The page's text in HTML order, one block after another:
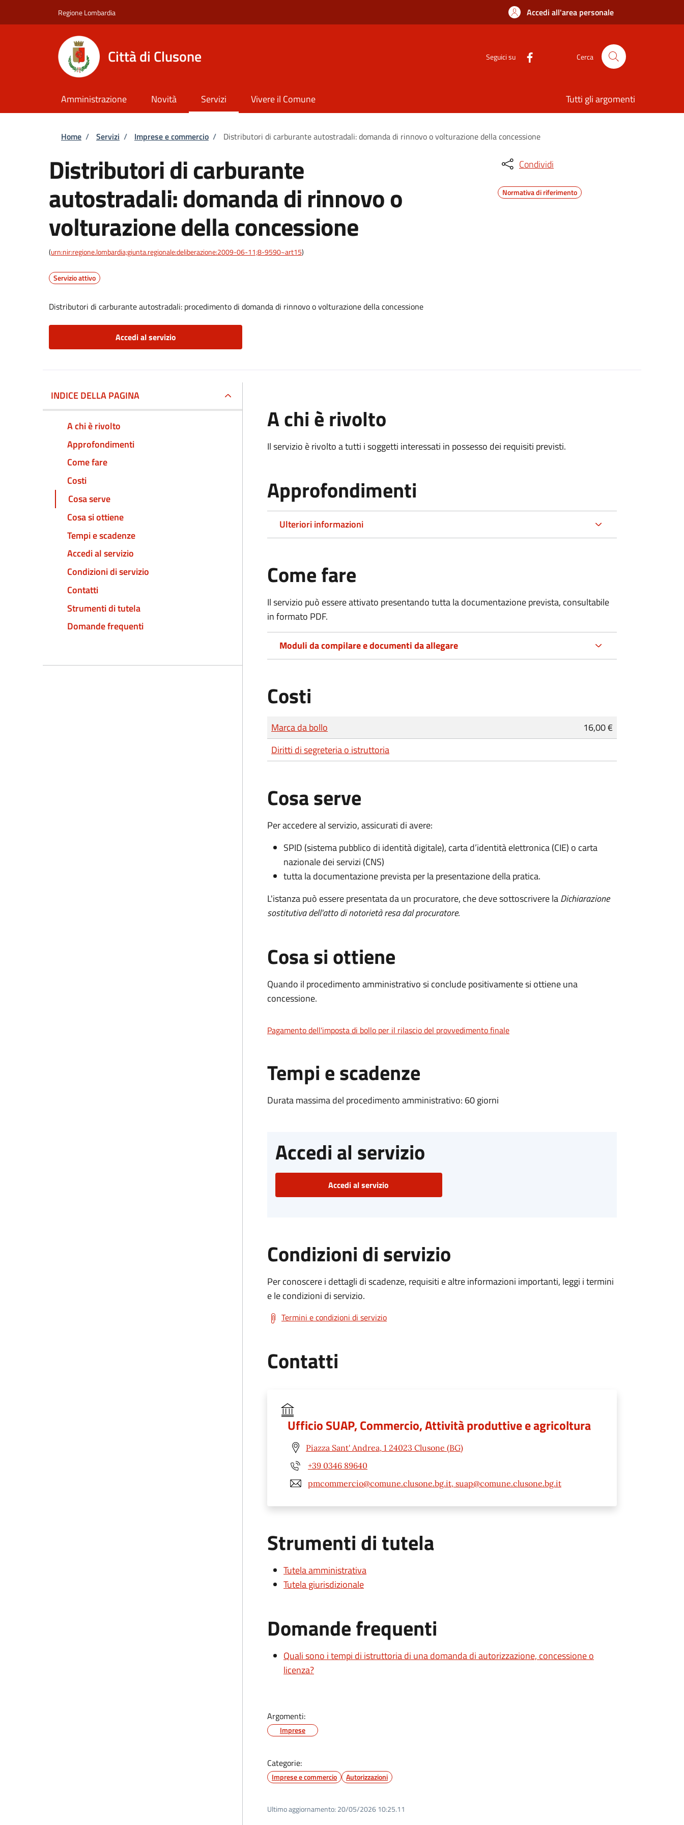
Regione Lombardia Accedi all'area personale
Città di Clusone Seguici su Cerca
Amministrazione Novità Servizi Vivere il Comune Tutti gli argomenti
Briciole di pane
Home / Servizi / Imprese e commercio / Distributori di carburante autostradali: domanda di rinnovo o volturazione della concessione
Distributori di carburante
autostradali: domanda di rinnovo o
volturazione della concessione
(urn:nir:regione.lombardia;giunta.regionale:deliberazione:2009-06-11;8-9590~art15)
Servizio attivo
Distributori di carburante autostradali: procedimento di domanda di rinnovo o volturazione della concessione
Accedi al servizio
Condividi
Normativa di riferimento
INDICE DELLA PAGINA
A chi è rivolto
Approfondimenti
Come fare
Costi
Cosa serve
Cosa si ottiene
Tempi e scadenze
Accedi al servizio
Condizioni di servizio
Contatti
Strumenti di tutela
Domande frequenti
A chi è rivolto
Il servizio è rivolto a tutti i soggetti interessati in possesso dei requisiti previsti.
Approfondimenti
Ulteriori informazioni
Come fare
Il servizio può essere attivato presentando tutta la documentazione prevista, consultabile
in formato PDF.
Moduli da compilare e documenti da allegare
Costi
Tipo di pagamento
Importo
Marca da bollo
16,00 €
Diritti di segreteria o istruttoria
Cosa serve
Per accedere al servizio, assicurati di avere:
SPID (sistema pubblico di identità digitale), carta d’identità elettronica (CIE) o carta
nazionale dei servizi (CNS)
tutta la documentazione prevista per la presentazione della pratica.
L'istanza può essere presentata da un procuratore, che deve sottoscrivere laDichiarazione
sostitutiva dell'atto di notorietà resa dal procuratore.
Cosa si ottiene
Quando il procedimento amministrativo si conclude positivamente si ottiene una
concessione.
Pagamento dell'imposta di bollo per il rilascio del provvedimento finale
Tempi e scadenze
Durata massima del procedimento amministrativo: 60 giorni
Accedi al servizio
Accedi al servizio
Condizioni di servizio
Per conoscere i dettagli di scadenze, requisiti e altre informazioni importanti, leggi i termini
e le condizioni di servizio.
Termini e condizioni di servizio
Contatti
Ufficio SUAP, Commercio, Attività produttive e agricoltura
Piazza Sant' Andrea, 1 24023 Clusone (BG)
+39 0346 89640
pmcommercio@comune.clusone.bg.it, suap@comune.clusone.bg.it
Strumenti di tutela
Tutela amministrativa
Tutela giurisdizionale
Domande frequenti
Quali sono i tempi di istruttoria di una domanda di autorizzazione, concessione o
licenza?
Argomenti:
Imprese
Categorie:
Imprese e commercio Autorizzazioni
Ultimo aggiornamento: 20/05/2026 10:25.11